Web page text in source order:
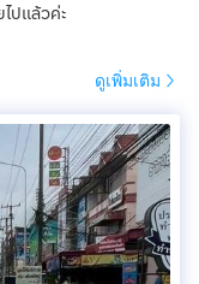
ปแล้วค่ะ
ดูเพิ่มเติม